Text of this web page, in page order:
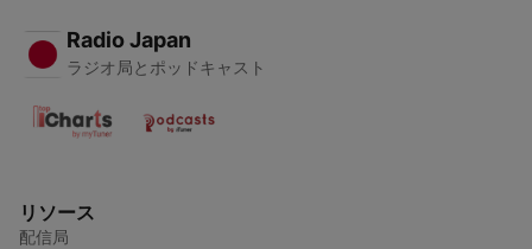
Radio Japan
ラジオ局とポッドキャスト
リソース
配信局